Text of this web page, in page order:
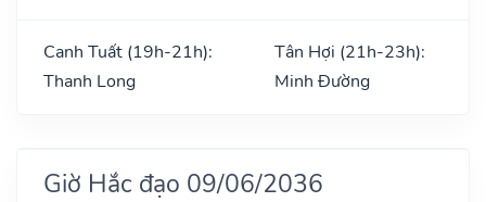
Canh Tuất (19h-21h):
Thanh Long
Tân Hợi (21h-23h):
Minh Đường
Giờ Hắc đạo 09/06/2036